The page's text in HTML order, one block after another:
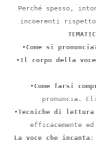
Perché spesso,
incoerenti
• Come si
• Il corpo della voce
• Come farsi
pronuncia.
•Tecniche di lettura
efficacemente
La voce che incanta :